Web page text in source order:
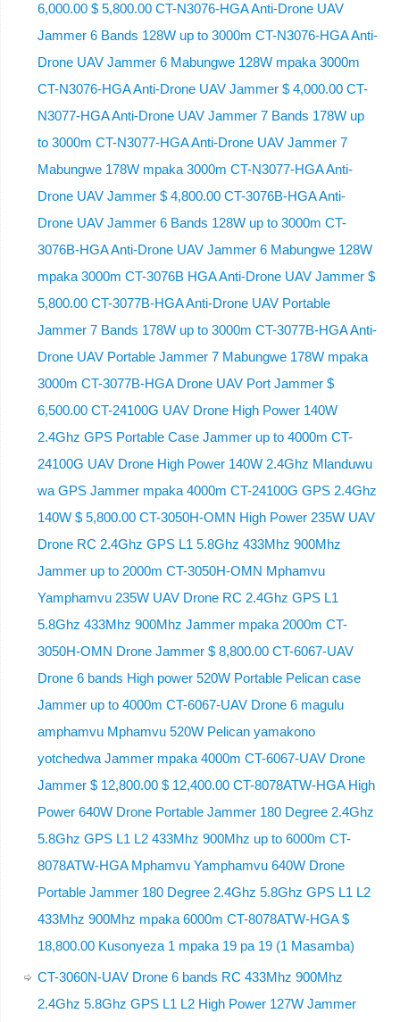
6,000.00 $ 5,800.00 CT-N3076-HGA Anti-Drone UAV
Jammer 6 Bands 128W up to 3000m CT-N3076-HGA ​​Anti-
Drone UAV Jammer 6 Mabungwe 128W mpaka 3000m
CT-N3076-HGA ​​Anti-Drone UAV Jammer $ 4,000.00 CT-
N3077-HGA Anti-Drone UAV Jammer 7 Bands 178W up
to 3000m CT-N3077-HGA Anti-Drone UAV Jammer 7
Mabungwe 178W mpaka 3000m CT-N3077-HGA Anti-
Drone UAV Jammer $ 4,800.00 CT-3076B-HGA Anti-
Drone UAV Jammer 6 Bands 128W up to 3000m CT-
3076B-HGA Anti-Drone UAV Jammer 6 Mabungwe 128W
mpaka 3000m CT-3076B HGA Anti-Drone UAV Jammer $
5,800.00 CT-3077B-HGA Anti-Drone UAV Portable
Jammer 7 Bands 178W up to 3000m CT-3077B-HGA Anti-
Drone UAV Portable Jammer 7 Mabungwe 178W mpaka
3000m CT-3077B-HGA Drone UAV Port Jammer $
6,500.00 CT-24100G UAV Drone High Power 140W
2.4Ghz GPS Portable Case Jammer up to 4000m CT-
24100G UAV Drone High Power 140W 2.4Ghz Mlanduwu
wa GPS Jammer mpaka 4000m CT-24100G GPS 2.4Ghz
140W $ 5,800.00 CT-3050H-OMN High Power 235W UAV
Drone RC 2.4Ghz GPS L1 5.8Ghz 433Mhz 900Mhz
Jammer up to 2000m CT-3050H-OMN Mphamvu
Yamphamvu 235W UAV Drone RC 2.4Ghz GPS L1
5.8Ghz 433Mhz 900Mhz Jammer mpaka 2000m CT-
3050H-OMN Drone Jammer $ 8,800.00 CT-6067-UAV
Drone 6 bands High power 520W Portable Pelican case
Jammer up to 4000m CT-6067-UAV Drone 6 magulu
amphamvu Mphamvu 520W Pelican yamakono
yotchedwa Jammer mpaka 4000m CT-6067-UAV Drone
Jammer $ 12,800.00 $ 12,400.00 CT-8078ATW-HGA High
Power 640W Drone Portable Jammer 180 Degree 2.4Ghz
5.8Ghz GPS L1 L2 433Mhz 900Mhz up to 6000m CT-
8078ATW-HGA Mphamvu Yamphamvu 640W Drone
Portable Jammer 180 Degree 2.4Ghz 5.8Ghz GPS L1 L2
433Mhz 900Mhz mpaka 6000m CT-8078ATW-HGA $
18,800.00 Kusonyeza 1 mpaka 19 pa 19 (1 Masamba)
CT-3060N-UAV Drone 6 bands RC 433Mhz 900Mhz
2.4Ghz 5.8Ghz GPS L1 L2 High Power 127W Jammer